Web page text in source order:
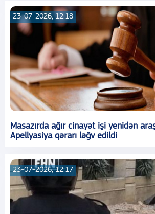
23-07-2026, 12:18
Masazırda ağır cinayət işi yenidən
Apellyasiya qərarı ləğv edildi
23-07-2026, 12:17